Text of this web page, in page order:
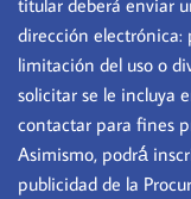
dirección electrónica:
limitación del uso o
solicitar se le incluya
contactar para fines
Asimismo, podrá́
publicidad de la